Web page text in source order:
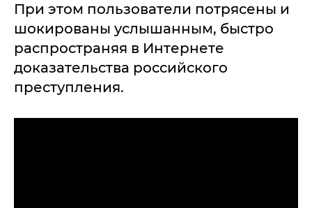
При этом пользователи потрясены и
шокированы услышанным, быстро
распространяя в Интернете
доказательства российского
преступления.